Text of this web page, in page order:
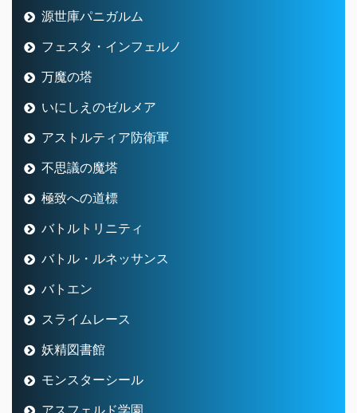
源世庫パニガルム
フェスタ・インフェルノ
万魔の塔
いにしえのゼルメア
アストルティア防衛軍
不思議の魔塔
極致への道標
バトルトリニティ
バトル・ルネッサンス
バトエン
スライムレース
妖精図書館
モンスターシール